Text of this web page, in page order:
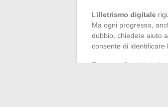
L’illetrismo digitale
Ma ogni progresso,
dubbio, chiedete aiuto
consente di identificare
Ecco tre riflessi da